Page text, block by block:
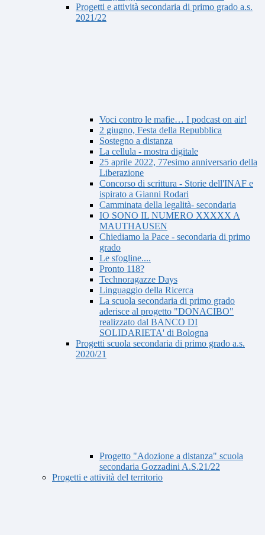
Progetti e attività secondaria di primo grado a.s.
2021/22
Voci contro le mafie… I podcast on air!
2 giugno, Festa della Repubblica
Sostegno a distanza
La cellula - mostra digitale
25 aprile 2022, 77esimo anniversario della
Liberazione
Concorso di scrittura - Storie dell'INAF e
ispirato a Gianni Rodari
Camminata della legalità- secondaria
IO SONO IL NUMERO XXXXX A
MAUTHAUSEN
Chiediamo la Pace - secondaria di primo
grado
Le sfogline....
Pronto 118?
Technoragazze Days
Linguaggio della Ricerca
La scuola secondaria di primo grado
aderisce al progetto "DONACIBO"
realizzato dal BANCO DI
SOLIDARIETA' di Bologna
Progetti scuola secondaria di primo grado a.s.
2020/21
Progetto "Adozione a distanza" scuola
secondaria Gozzadini A.S.21/22
Progetti e attività del territorio